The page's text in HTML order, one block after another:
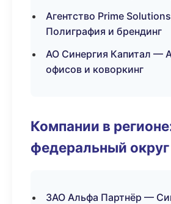
Агентство Prime
Полиграфия и брендинг
АО Синергия Капитал —
офисов и коворкинг
Компании в
федеральный округ
ЗАО Альфа Партнёр —